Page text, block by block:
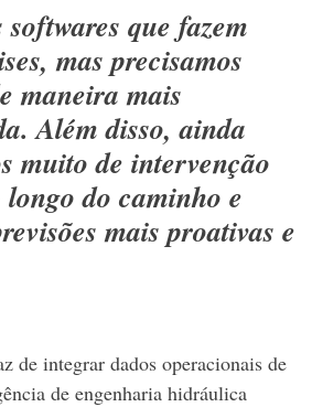
softwares que fazem
mas precisamos
maneira mais
Além disso, ainda
muito de intervenção
do caminho e
mais proativas e
de integrar dados operacionais de
de engenharia hidráulica